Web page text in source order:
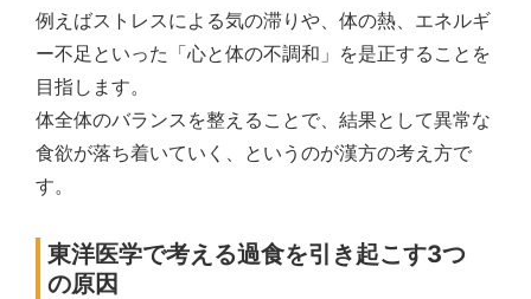
例えばストレスによる気の滞りや、体の熱、エネルギ
ー不足といった「心と体の不調和」を是正することを
目指します。
体全体のバランスを整えることで、結果として異常な
食欲が落ち着いていく、というのが漢方の考え方で
す。
東洋医学で考える過食を引き起こす3つ
の原因